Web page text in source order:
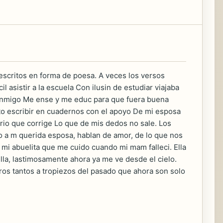
en forma de poesa. A veces los versos
asistir a la escuela Con ilusin de estudiar viajaba
Me ense y me educ para que fuera buena
escribir en cuadernos con el apoyo De mi esposa
que corrige Lo que de mis dedos no sale. Los
m querida esposa, hablan de amor, de lo que nos
abuelita que me cuido cuando mi mam falleci. Ella
lastimosamente ahora ya me ve desde el cielo.
tantos a tropiezos del pasado que ahora son solo